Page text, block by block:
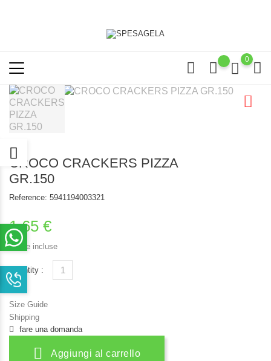
0
CROCO CRACKERS PIZZA
GR.150
Reference: 5941194003321
1,65 €
Tasse incluse
Quantity :
Size Guide
Shipping
fare una domanda
Aggiungi al carrello